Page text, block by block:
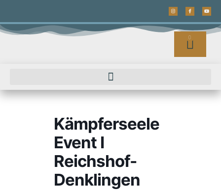
0
Kämpferseele
Event I
Reichshof-
Denklingen